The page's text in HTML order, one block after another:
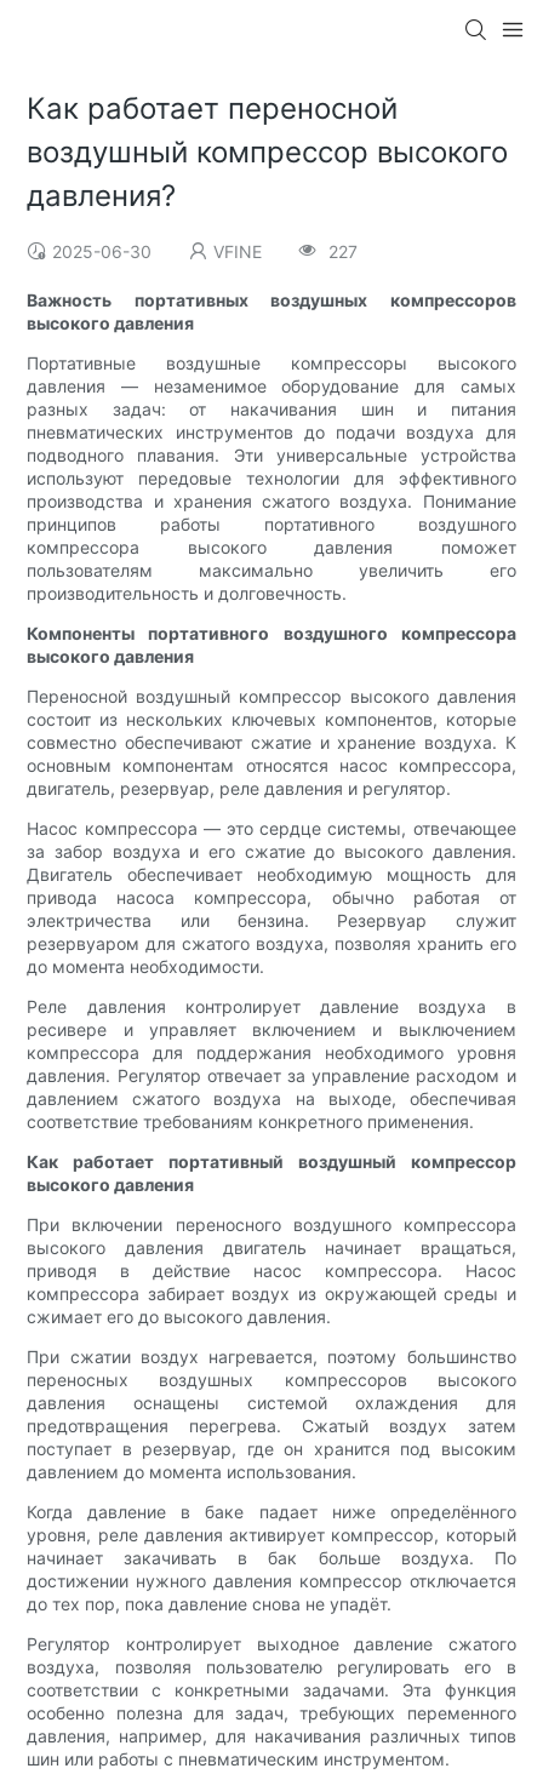
Как работает переносной
воздушный компрессор высокого
давления?
2025-06-30 VFINE 227
Важность портативных воздушных компрессоров
высокого давления
Портативные воздушные компрессоры высокого
давления — незаменимое оборудование для самых
разных задач: от накачивания шин и питания
пневматических инструментов до подачи воздуха для
подводного плавания. Эти универсальные устройства
используют передовые технологии для эффективного
производства и хранения сжатого воздуха. Понимание
принципов работы портативного воздушного
компрессора высокого давления поможет
пользователям максимально увеличить его
производительность и долговечность.
Компоненты портативного воздушного компрессора
высокого давления
Переносной воздушный компрессор высокого давления
состоит из нескольких ключевых компонентов, которые
совместно обеспечивают сжатие и хранение воздуха. К
основным компонентам относятся насос компрессора,
двигатель, резервуар, реле давления и регулятор.
Насос компрессора — это сердце системы, отвечающее
за забор воздуха и его сжатие до высокого давления.
Двигатель обеспечивает необходимую мощность для
привода насоса компрессора, обычно работая от
электричества или бензина. Резервуар служит
резервуаром для сжатого воздуха, позволяя хранить его
до момента необходимости.
Реле давления контролирует давление воздуха в
ресивере и управляет включением и выключением
компрессора для поддержания необходимого уровня
давления. Регулятор отвечает за управление расходом и
давлением сжатого воздуха на выходе, обеспечивая
соответствие требованиям конкретного применения.
Как работает портативный воздушный компрессор
высокого давления
При включении переносного воздушного компрессора
высокого давления двигатель начинает вращаться,
приводя в действие насос компрессора. Насос
компрессора забирает воздух из окружающей среды и
сжимает его до высокого давления.
При сжатии воздух нагревается, поэтому большинство
переносных воздушных компрессоров высокого
давления оснащены системой охлаждения для
предотвращения перегрева. Сжатый воздух затем
поступает в резервуар, где он хранится под высоким
давлением до момента использования.
Когда давление в баке падает ниже определённого
уровня, реле давления активирует компрессор, который
начинает закачивать в бак больше воздуха. По
достижении нужного давления компрессор отключается
до тех пор, пока давление снова не упадёт.
Регулятор контролирует выходное давление сжатого
воздуха, позволяя пользователю регулировать его в
соответствии с конкретными задачами. Эта функция
особенно полезна для задач, требующих переменного
давления, например, для накачивания различных типов
шин или работы с пневматическим инструментом.